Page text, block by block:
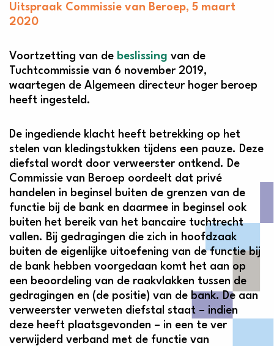
Uitspraak Commissie van Beroep, 5 maart
2020
Voortzetting van de beslissing van de
Tuchtcommissie van 6 november 2019,
waartegen de Algemeen directeur hoger beroep
heeft ingesteld.
De ingediende klacht heeft betrekking op het
stelen van kledingstukken tijdens een pauze. Deze
diefstal wordt door verweerster ontkend. De
Commissie van Beroep oordeelt dat privé
handelen in beginsel buiten de grenzen van de
functie bij de bank en daarmee in beginsel ook
buiten het bereik van het bancaire tuchtrecht
vallen. Bij gedragingen die zich in hoofdzaak
buiten de eigenlijke uitoefening van de functie bij
de bank hebben voorgedaan komt het aan op
een beoordeling van de raakvlakken tussen de
gedragingen en (de positie) van de bank. De aan
verweerster verweten diefstal staat – indien
deze heeft plaatsgevonden – in een te ver
verwijderd verband met de functie van